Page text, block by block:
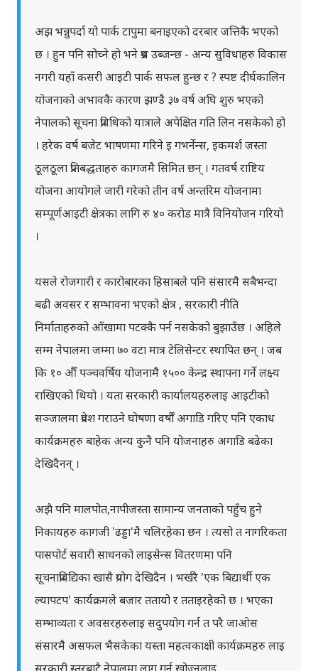
अझ भन्नुपर्दा यो पार्क टापुमा बनाइएको दरबार जत्तिकै भएको
छ । हुन पनि सोच्ने हो भने प्रश्न उब्जन्छ - अन्य सुविधाहरु विकास
नगरी यहाँ कसरी आइटी पार्क सफल हुन्छ र ? स्पष्ट दीर्घकालिन
योजनाको अभावकै कारण झण्डै ३७ वर्ष अघि शुरु भएको
नेपालको सूचना प्रविधिको यात्राले अपेक्षित गति लिन नसकेको हो
। हरेक वर्ष बजेट भाषणमा गरिने इ गभर्नेन्स, इकमर्श जस्ता
ठूलठूला प्रतिबद्धताहरु कागजमै सिमित छन् । गतवर्ष राष्टिय
योजना आयोगले जारी गरेको तीन वर्ष अन्तरिम योजनामा
सम्पूर्णआइटी क्षेत्रका लागि रु ४० करोड मात्रै विनियोजन गरियो
।
यसले रोजगारी र कारोबारका हिसाबले पनि संसारमै सबैभन्दा
बढी अवसर र सम्भावना भएको क्षेत्र , सरकारी नीति
निर्माताहरुको आँखामा पटक्कै पर्न नसकेको बुझाउँछ । अहिले
सम्म नेपालमा जम्मा ७० वटा मात्र टेलिसेन्टर स्थापित छन् । जब
कि १० औँ पञ्चवर्षिय योजनामै १५०० केन्द्र स्थापना गर्ने लक्ष्य
राखिएको थियो । यता सरकारी कार्यालयहरुलाइ आइटीको
सञ्जालमा प्रवेश गराउने घोषणा वर्षौँ अगाडि गरिए पनि एकाध
कार्यक्रमहरु बाहेक अन्य कुनै पनि योजनाहरु अगाडि बढेका
देखिदैनन् ।
अझै पनि मालपोत,नापीजस्ता सामान्य जनताको पहुँच हुने
निकायहरु कागजी 'ढड्डा'मै चलिरहेका छन । त्यसो त नागरिकता
पासपोर्ट सवारी साधनको लाइसेन्स वितरणमा पनि
सूचनाप्रविद्यिका खासै प्रयोग देखिदैन । भर्खरै 'एक बिद्यार्थी एक
ल्यापटप' कार्यक्रमले बजार ततायो र तताइरहेको छ । भएका
सम्भाव्यता र अवसरहरुलाइ सदुपयोग गर्न त परै जाओस
संसारमै असफल भैसकेका यस्ता महत्वकाक्षी कार्यक्रमहरु लाइ